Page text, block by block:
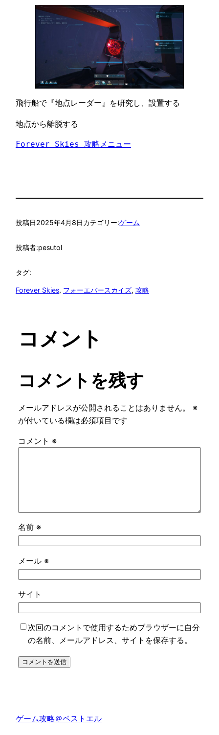
飛行船で『地点レーダー』を研究し、設置する
地点から離脱する
Forever Skies 攻略メニュー
投稿日2025年4月8日カテゴリー:ゲーム
投稿者:pesutol
タグ:
Forever Skies, フォーエバースカイズ, 攻略
コメント
コメントを残す
メールアドレスが公開されることはありません。
※
が付いている欄は必須項目です
コメント ※
名前 ※
メール ※
サイト
次回のコメントで使用するためブラウザーに自分
の名前、メールアドレス、サイトを保存する。
ゲーム攻略＠ペストエル